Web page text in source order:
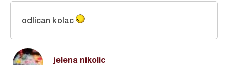
jelena nikolic
odlican kolac